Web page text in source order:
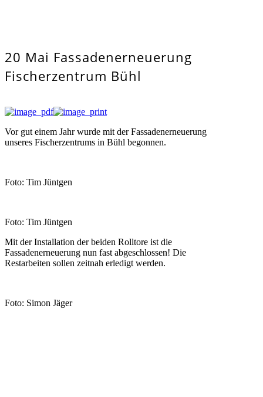
20 Mai Fassadenerneuerung
Fischerzentrum Bühl
Vor gut einem Jahr wurde mit der Fassadenerneuerung
unseres Fischerzentrums in Bühl begonnen.
Foto: Tim Jüntgen
Foto: Tim Jüntgen
Mit der Installation der beiden Rolltore ist die
Fassadenerneuerung nun fast abgeschlossen! Die
Restarbeiten sollen zeitnah erledigt werden.
Foto: Simon Jäger